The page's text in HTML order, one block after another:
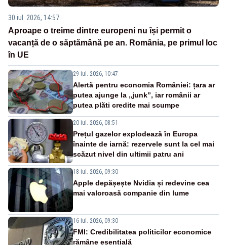
30 iul. 2026, 14:57
Aproape o treime dintre europeni nu își permit o
vacanță de o săptămână pe an. România, pe primul loc
în UE
29 iul. 2026, 10:47
Alertă pentru economia României: țara ar
putea ajunge la „junk”, iar românii ar
putea plăti credite mai scumpe
20 iul. 2026, 08:51
Prețul gazelor explodează în Europa
înainte de iarnă: rezervele sunt la cel mai
scăzut nivel din ultimii patru ani
18 iul. 2026, 09:30
Apple depășește Nvidia și redevine cea
mai valoroasă companie din lume
16 iul. 2026, 09:30
FMI: Credibilitatea politicilor economice
rămâne esențială